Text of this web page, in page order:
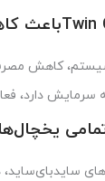
سیستم، کاهش
سرمایش دارد،
سایدبای‌ساید،